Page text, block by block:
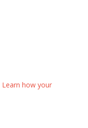
Learn how your